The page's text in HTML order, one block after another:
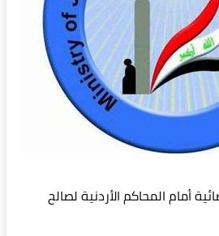
أمام المحاكم الأردنية لصالح